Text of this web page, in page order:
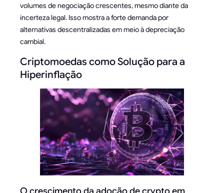
volumes de negociação crescentes, mesmo diante da
incerteza legal. Isso mostra a forte demanda por
alternativas descentralizadas em meio à depreciação
cambial.
Criptomoedas como Solução para a
Hiperinflação